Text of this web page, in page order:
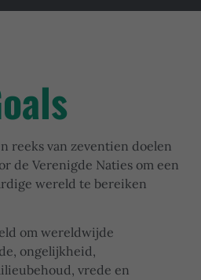
reeks van zeventien doelen
de Verenigde Naties om een
wereld te bereiken
om wereldwijde
ongelijkheid,
vrede en